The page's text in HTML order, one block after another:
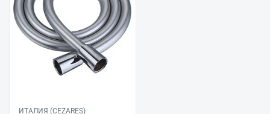
ИТАЛИЯ (CEZARES)